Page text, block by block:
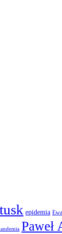
epidemia
Paweł